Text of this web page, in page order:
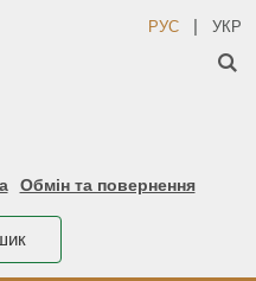
Обмін та повернення
РУС | УКР